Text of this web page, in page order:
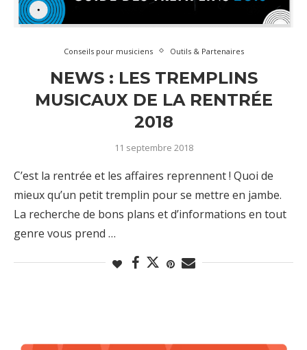
Conseils pour musiciens Outils & Partenaires
NEWS : LES TREMPLINS
MUSICAUX DE LA RENTRÉE
2018
11 septembre 2018
C’est la rentrée et les affaires reprennent ! Quoi de
mieux qu’un petit tremplin pour se mettre en jambe.
La recherche de bons plans et d’informations en tout
genre vous prend …